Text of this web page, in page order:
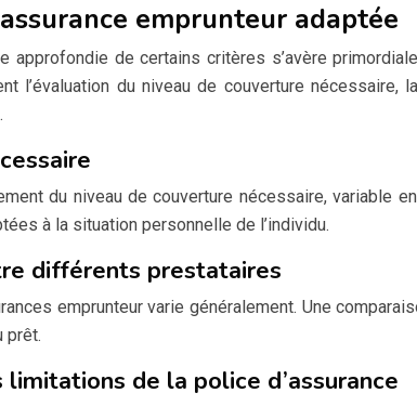
emprunteur adaptée
approfondie de certains critères s’avère
l’évaluation du niveau de couverture
du niveau de couverture nécessaire, variable
à la situation personnelle de l’individu.
différents prestataires
emprunteur varie généralement. Une
prêt.
de la police d’assurance